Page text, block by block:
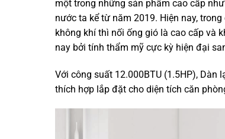
một trong những sản phẩm cao cấp
nước ta kể từ năm 2019. Hiện nay,
không khí thì nối ống gió là cao cấp và
nay bởi tính thẩm mỹ cực kỳ hiện đại
Với công suất 12.000BTU (1.5HP), Dàn
thích hợp lắp đặt cho diện tích căn